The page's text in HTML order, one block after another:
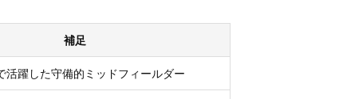
補足
活躍した守備的ミッドフィールダー